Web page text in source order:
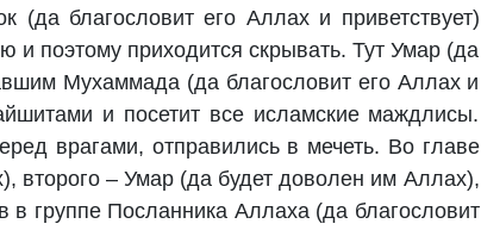
(да благословит его Аллах и приветствует)
и поэтому приходится скрывать. Тут Умар (да
Мухаммада (да благословит его Аллах и
и посетит все исламские маждлисы.
врагами, отправились в мечеть. Во главе
второго – Умар (да будет доволен им Аллах),
в группе Посланника Аллаха (да благословит